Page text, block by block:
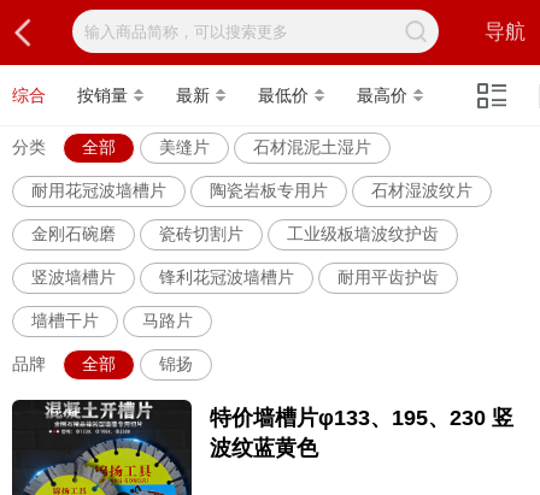
导航
综合 按销量 最新 最低价 最高价
分类 全部 美缝片 石材混泥土湿片
耐用花冠波墙槽片 陶瓷岩板专用片 石材湿波纹片
金刚石碗磨 瓷砖切割片 工业级板墙波纹护齿
竖波墙槽片 锋利花冠波墙槽片 耐用平齿护齿
墙槽干片 马路片
品牌 全部 锦扬
特价墙槽片φ133、195、230 竖
波纹蓝黄色